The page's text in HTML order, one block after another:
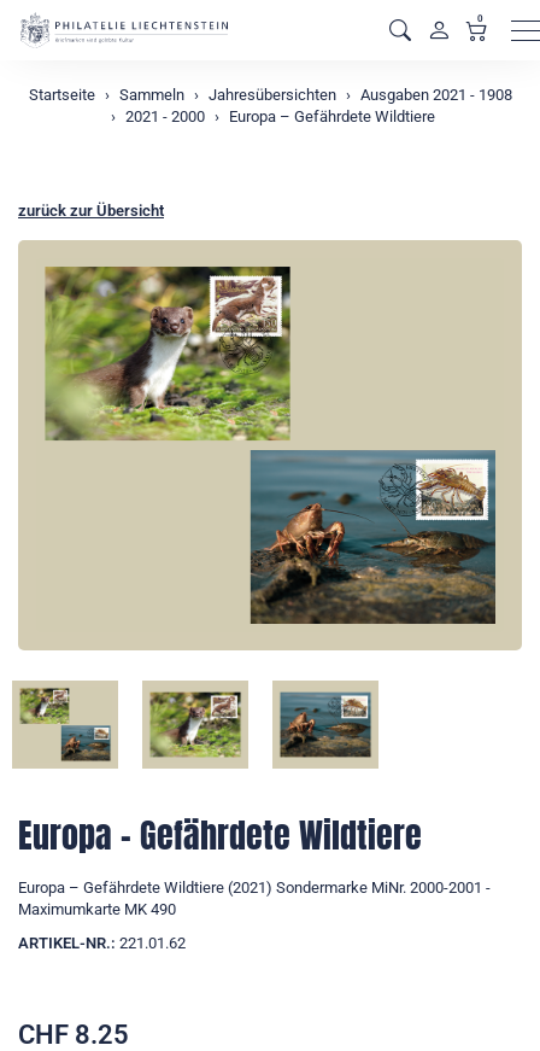
0
Startseite Sammeln Jahresübersichten
Ausgaben 2021 - 1908
2021 - 2000
Europa – Gefährdete Wildtiere
zurück zur Übersicht
Europa – Gefährdete Wildtiere
Europa – Gefährdete Wildtiere (2021) Sondermarke MiNr. 2000-2001 -
Maximumkarte MK 490
ARTIKEL-NR.: 221.01.62
CHF 8.25